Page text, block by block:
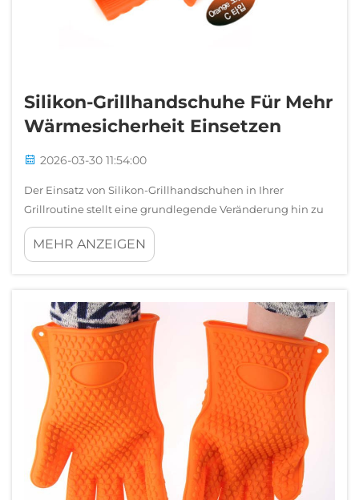
Silikon-Grillhandschuhe Für Mehr
Wärmesicherheit Einsetzen
2026-03-30 11:54:00
Der Einsatz von Silikon-Grillhandschuhen in Ihrer
Grillroutine stellt eine grundlegende Veränderung hin zu
verbesserter Wärmesicherheit und größerem
Handlungssicherheitsgefühl dar. Diese fortschrittlichen
Grillen bewältigen, nachhaltig verändert.
MEHR ANZEIGEN